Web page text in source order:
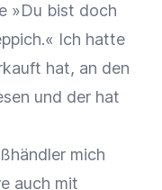
»Du bist doch
Ich hatte
hat, an den
und der hat
mich
auch mit